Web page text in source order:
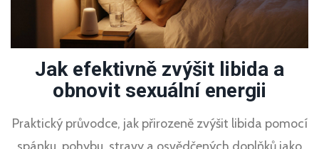
Jak efektivně zvýšit libida a
obnovit sexuální energii
Praktický průvodce, jak přirozeně zvýšit libida pomocí